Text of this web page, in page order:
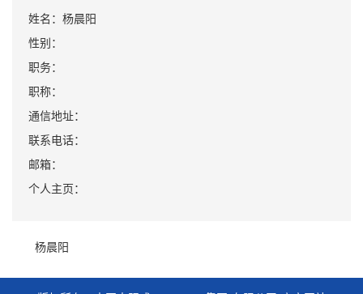
姓名：杨晨阳
性别：
职务：
职称：
通信地址：
联系电话：
邮箱：
个人主页：
杨晨阳